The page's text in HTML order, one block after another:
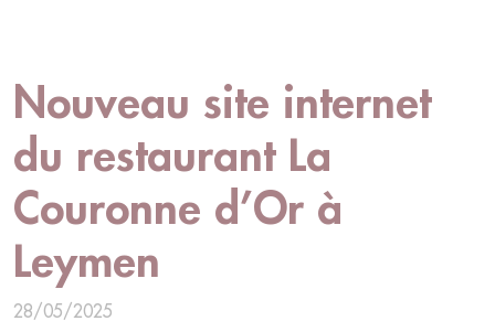
Nouveau site internet
du restaurant La
Couronne d’Or à
Leymen
28/05/2025